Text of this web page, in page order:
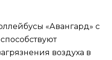
«Авангард» с
воздуха в